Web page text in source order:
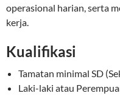
operasional harian, serta
kerja.
Kualifikasi
Tamatan minimal SD
Laki-laki atau